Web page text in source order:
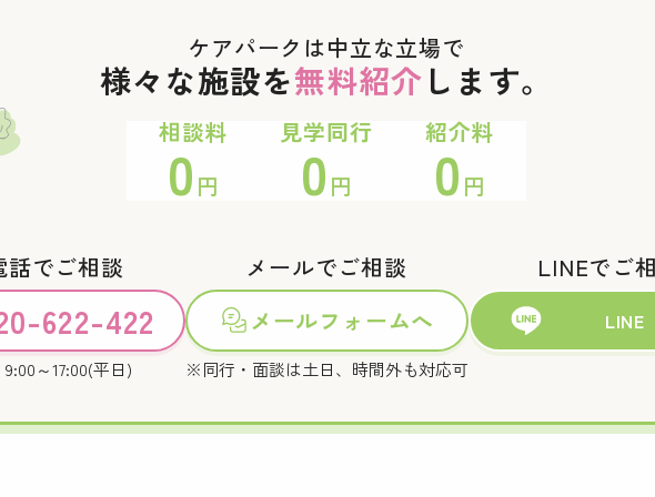
ケアパークは中立な立場で
様々な施設を無料紹介 します。
相談料
0 円
見学同行
0 円
紹介料
0 円
話でご相談
622-422
～17:00(平日)
メールでご相談
メールフォームへ
※同行・面談は土日、時間外も対応可
LINEでご
LINE